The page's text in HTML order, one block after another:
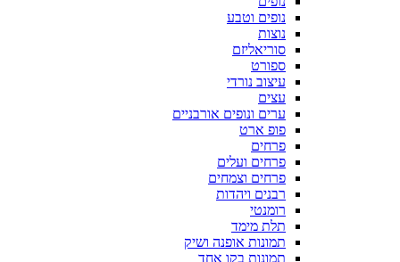
נופים וטבע
נוצות
סוריאליזם
ספורט
עיצוב נורדי
עצים
ערים ונופים אורבניים
פופ ארט
פרחים
פרחים ועלים
פרחים וצמחים
רבנים ויהדות
רומנטי
תלת מימד
תמונות אופנה ושיק
תמונות בקו אחד